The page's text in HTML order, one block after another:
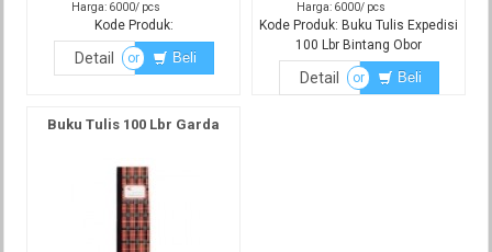
Harga: 6000/ pcs
Kode Produk:
Detail or Beli
Harga: 6000/ pcs
Kode Produk: Buku Tulis Expedisi
100 Lbr Bintang Obor
Detail or Beli
Buku Tulis 100 Lbr Garda